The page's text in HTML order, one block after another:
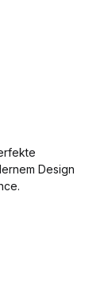
Design